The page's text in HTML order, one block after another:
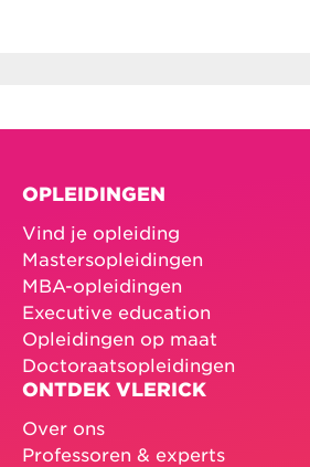
OPLEIDINGEN
Vind je opleiding
Mastersopleidingen
MBA-opleidingen
Executive education
Opleidingen op maat
Doctoraatsopleidingen
ONTDEK VLERICK
Over ons
Professoren & experts